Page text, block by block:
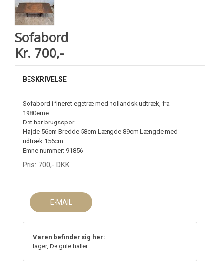
Sofabord
Kr. 700,-
BESKRIVELSE
Sofabord i fineret egetræ med hollandsk udtræk, fra
1980erne.
Det har brugsspor.
Højde 56cm Bredde 58cm Længde 89cm Længde med
udtræk 156cm
Emne nummer: 91856
Pris: 700,- DKK
E-MAIL
Varen befinder sig her:
lager, De gule haller